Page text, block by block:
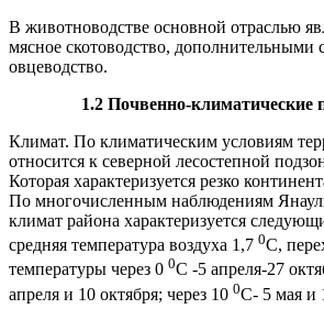
В животноводстве основной отраслью
мясное скотоводство, дополнительными
овцеводство.
1.2 Почвенно-климатические
Климат. По климатическим условиям
относится к северной лесостепной
Которая характеризуется резко
По многочисленным наблюдениям
климат района характеризуется
средняя температура воздуха 1,7 0С,
температуры через 0 0С -5 апреля-27
апреля и 10 октября; через 10 0С- 5 мая и